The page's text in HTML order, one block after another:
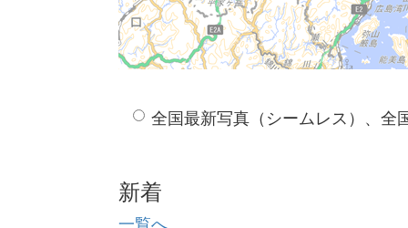
全国最新写真（シームレス）、全
新着
一覧へ